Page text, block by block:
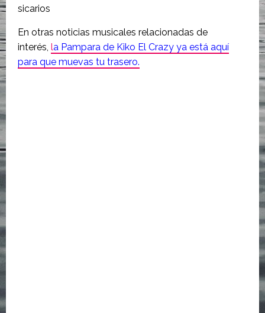
sicarios
En otras noticias musicales relacionadas de
interés, la Pampara de Kiko El Crazy ya está aquí
para que muevas tu trasero.